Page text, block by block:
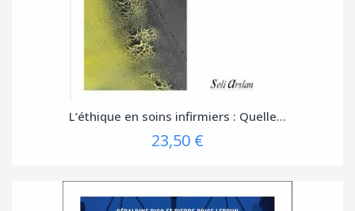
L’éthique en soins infirmiers : Quelle...
23,50 €